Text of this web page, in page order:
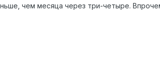
чем месяца через три-четыре.